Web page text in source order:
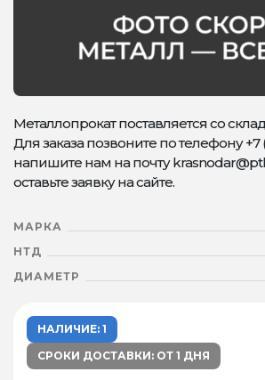
Металлопрокат поставляется со
Для заказа позвоните по телефону +7
напишите нам на почту
оставьте заявку на сайте.
МАРКА
НТД
ДИАМЕТР
НАЛИЧИЕ: 1
СРОКИ ДОСТАВКИ: ОТ 1 ДНЯ